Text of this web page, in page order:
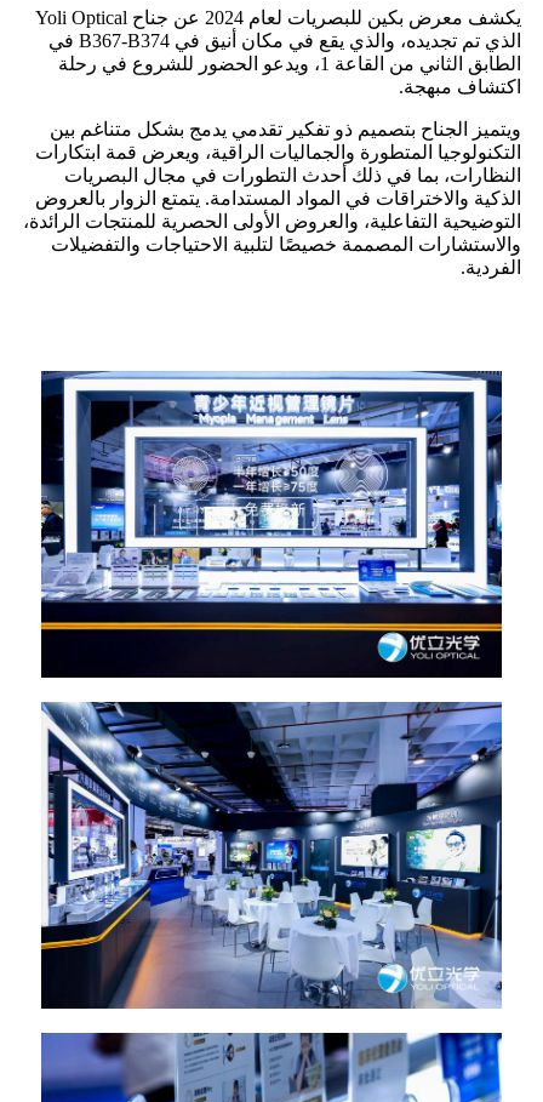
يكشف معرض بكين للبصريات لعام 2024 عن جناح Yoli Optical
الذي تم تجديده، والذي يقع في مكان أنيق في B367-B374 في
الطابق الثاني من القاعة 1، ويدعو الحضور للشروع في رحلة
اكتشاف مبهجة.
ويتميز الجناح بتصميم ذو تفكير تقدمي يدمج بشكل متناغم بين
التكنولوجيا المتطورة والجماليات الراقية، ويعرض قمة ابتكارات
النظارات، بما في ذلك أحدث التطورات في مجال البصريات
الذكية والاختراقات في المواد المستدامة. يتمتع الزوار بالعروض
التوضيحية التفاعلية، والعروض الأولى الحصرية للمنتجات الرائدة،
والاستشارات المصممة خصيصًا لتلبية الاحتياجات والتفضيلات
الفردية.